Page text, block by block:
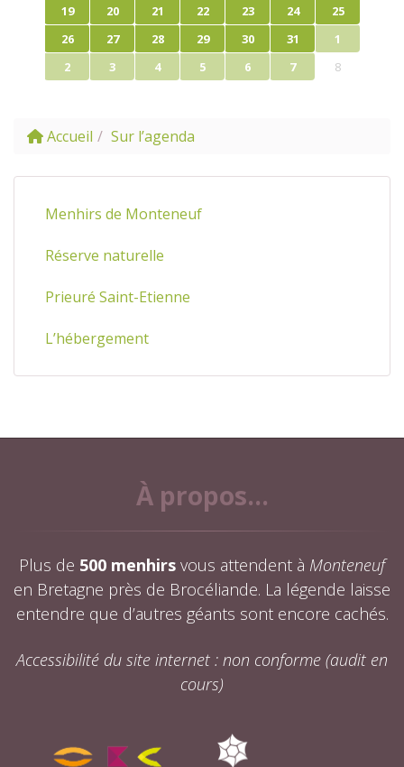
19
20 21 22 23 24
25
26
27 28 29 30 31
1
2
3 4 5 6 7 8
Accueil Sur l’agenda
Menhirs de Monteneuf
Réserve naturelle
Prieuré Saint-Etienne
L’hébergement
À propos...
Plus de 500 menhirs vous attendent à Monteneuf
en Bretagne près de Brocéliande. La légende laisse
entendre que d’autres géants sont encore cachés.
Accessibilité du site internet : non conforme (audit en
cours)